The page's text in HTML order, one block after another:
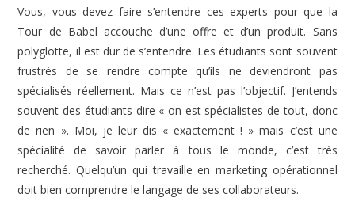
Vous, vous devez faire s’entendre ces experts pour que la
Tour de Babel accouche d’une offre et d’un produit. Sans
polyglotte, il est dur de s’entendre. Les étudiants sont souvent
frustrés de se rendre compte qu’ils ne deviendront pas
spécialisés réellement. Mais ce n’est pas l’objectif. J’entends
souvent des étudiants dire « on est spécialistes de tout, donc
de rien ». Moi, je leur dis « exactement ! » mais c’est une
spécialité de savoir parler à tous le monde, c’est très
recherché. Quelqu’un qui travaille en marketing opérationnel
doit bien comprendre le langage de ses collaborateurs.